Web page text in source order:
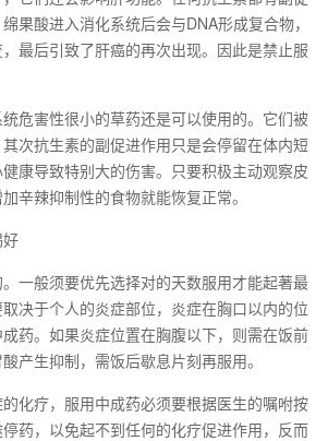
果酸进入消化系统后会与DNA形成复合物，
最后引致了肝癌的再次出现。因此是禁止服
危害性很小的草药还是可以使用的。它们被
次抗生素的副促进作用只是会停留在体内短
康导致特别大的伤害。只要积极主动观察皮
辛辣抑制性的食物就能恢复正常。
一般须要优先选择对的天数服用才能起著最
决于个人的炎症部位，炎症在胸口以内的位
药。如果炎症位置在胸腹以下，则需在饭前
产生抑制，需饭后歇息片刻再服用。
化疗，服用中成药必须要根据医生的嘱咐按
药，以免起不到任何的化疗促进作用，反而